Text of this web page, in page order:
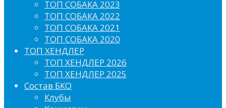
ТОП СОБАКА 2023
ТОП СОБАКА 2022
ТОП СОБАКА 2021
ТОП СОБАКА 2020
ТОП ХЕНДЛЕР
ТОП ХЕНДЛЕР 2026
ТОП ХЕНДЛЕР 2025
Состав БКО
Клубы